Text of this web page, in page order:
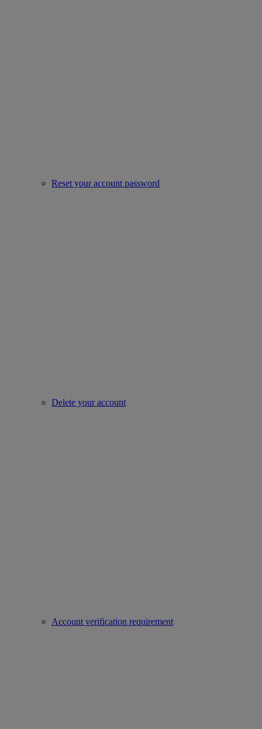
Reset your account password
Delete your account
Account verification requirement